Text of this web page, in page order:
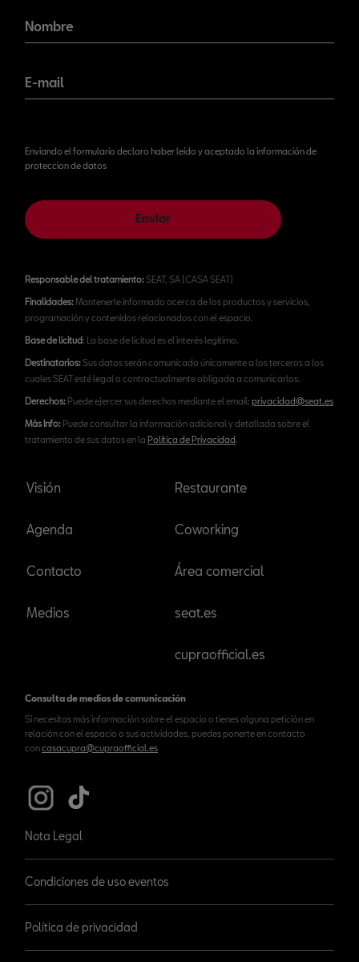
novedades!
Nombre
E-mail
Enviando el formulario declaro haber leído y aceptado la información de
proteccion de datos
Enviar
Responsable del tratamiento:SEAT, SA (CASA SEAT)
Finalidades:Mantenerle informado acerca de los productos y servicios,
programación y contenidos relacionados con el espacio.
Base de licitud: La base de licitud es el interés legítimo.
Destinatarios:Sus datos serán comunicado únicamente a los terceros a los
cuales SEAT esté legal o contractualmente obligada a comunicarlos.
Derechos: Puede ejercer sus derechos mediante el email: privacidad@seat.es
Más Info: Puede consultar la información adicional y detallada sobre el
tratamiento de sus datos en la Política de Privacidad.
Visión
Agenda
Contacto
Medios
Restaurante
Coworking
Área comercial
seat.es
cupraofficial.es
Consulta de medios de comunicación
Si necesitas más información sobre el espacio o tienes alguna petición en
relación con el espacio o sus actividades, puedes ponerte en contacto
concasacupra@cupraofficial.es
Nota Legal
Condiciones de uso eventos
Política de privacidad